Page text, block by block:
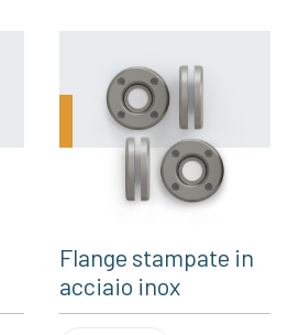
Flange stampate in
acciaio inox